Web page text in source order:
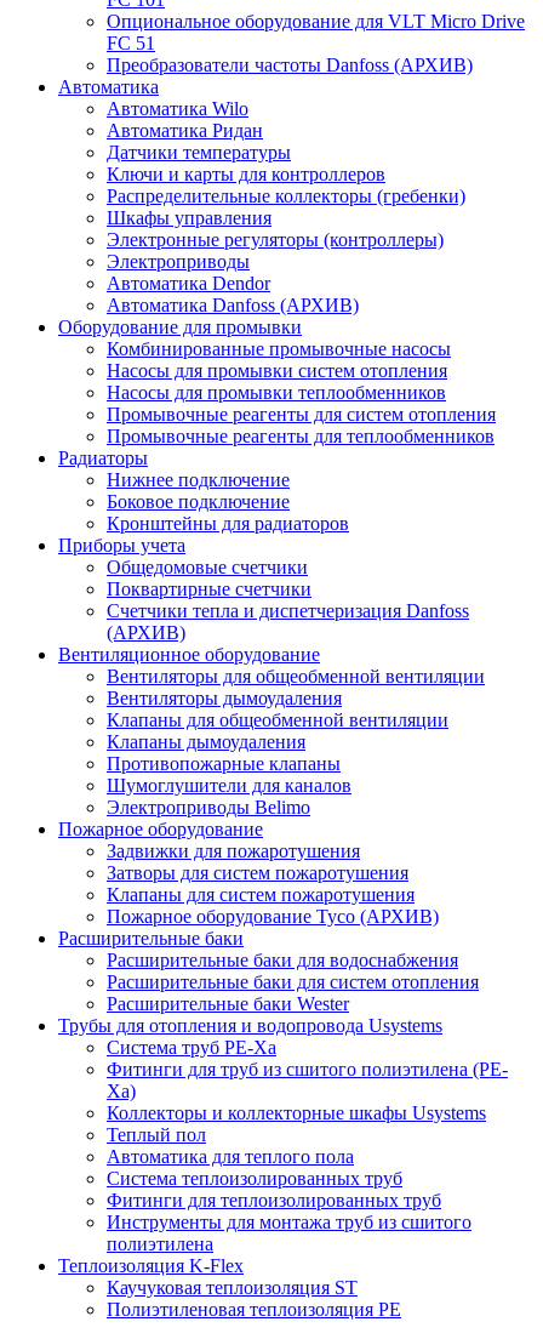
Опциональное оборудование для VLT Micro Drive
FC 51
Преобразователи частоты Danfoss (АРХИВ)
Автоматика
Автоматика Wilo
Автоматика Ридан
Датчики температуры
Ключи и карты для контроллеров
Распределительные коллекторы (гребенки)
Шкафы управления
Электронные регуляторы (контроллеры)
Электроприводы
Автоматика Dendor
Автоматика Danfoss (АРХИВ)
Оборудование для промывки
Комбинированные промывочные насосы
Насосы для промывки систем отопления
Насосы для промывки теплообменников
Промывочные реагенты для систем отопления
Промывочные реагенты для теплообменников
Радиаторы
Нижнее подключение
Боковое подключение
Кронштейны для радиаторов
Приборы учета
Общедомовые счетчики
Поквартирные счетчики
Счетчики тепла и диспетчеризация Danfoss
(АРХИВ)
Вентиляционное оборудование
Вентиляторы для общеобменной вентиляции
Вентиляторы дымоудаления
Клапаны для общеобменной вентиляции
Клапаны дымоудаления
Противопожарные клапаны
Шумоглушители для каналов
Электроприводы Belimo
Пожарное оборудование
Задвижки для пожаротушения
Затворы для систем пожаротушения
Клапаны для систем пожаротушения
Пожарное оборудование Tyco (АРХИВ)
Расширительные баки
Расширительные баки для водоснабжения
Расширительные баки для систем отопления
Расширительные баки Wester
Трубы для отопления и водопровода Usystems
Система труб PE-Xa
Фитинги для труб из сшитого полиэтилена (PE-
Xa)
Коллекторы и коллекторные шкафы Usystems
Теплый пол
Автоматика для теплого пола
Система теплоизолированных труб
Фитинги для теплоизолированных труб
Инструменты для монтажа труб из сшитого
полиэтилена
Теплоизоляция K-Flex
Каучуковая теплоизоляция ST
Полиэтиленовая теплоизоляция PE